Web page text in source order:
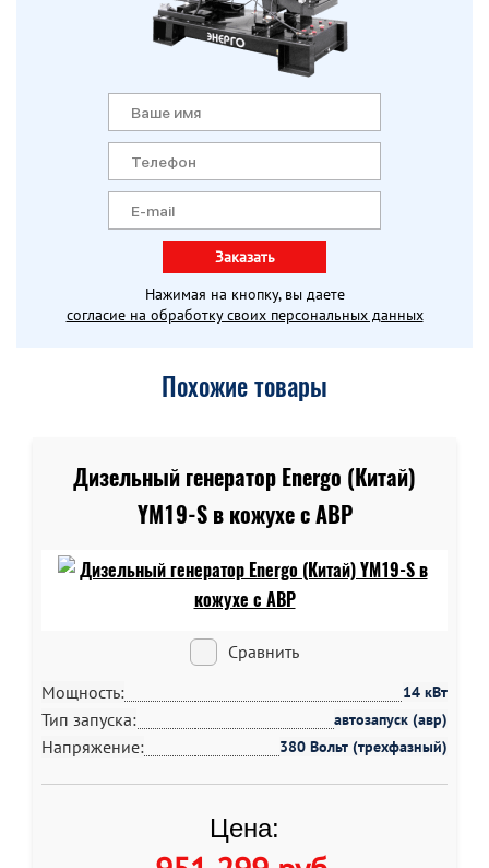
Заказать
Нажимая на кнопку, вы даете
согласие на обработку своих персональных данных
Похожие товары
Дизельный генератор Energo (Китай)
YM19-S в кожухе c АВР
Сравнить
Мощность:
14 кВт
Тип запуска: автозапуск (авр)
Напряжение: 380 Вольт (трехфазный)
Цена: